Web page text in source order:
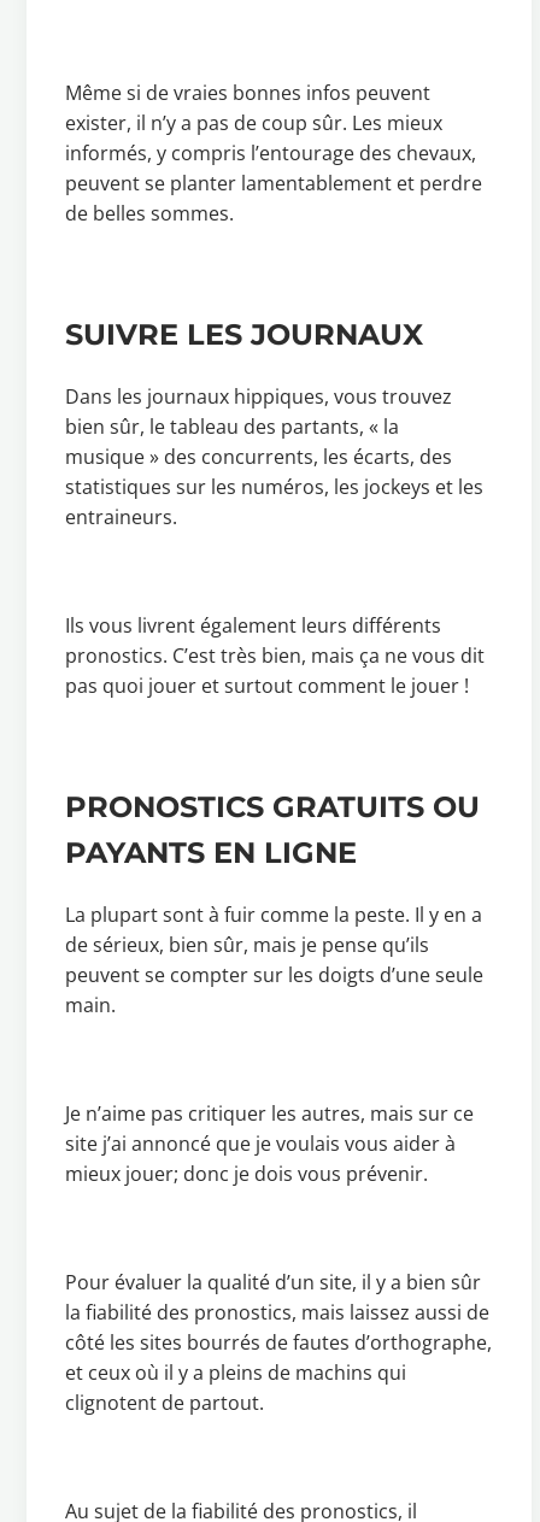
Même si de vraies bonnes infos peuvent
exister, il n’y a pas de coup sûr. Les mieux
informés, y compris l’entourage des chevaux,
peuvent se planter lamentablement et perdre
de belles sommes.
SUIVRE LES JOURNAUX
Dans les journaux hippiques, vous trouvez
bien sûr, le tableau des partants, « la
musique » des concurrents, les écarts, des
statistiques sur les numéros, les jockeys et les
entraineurs.
Ils vous livrent également leurs différents
pronostics. C’est très bien, mais ça ne vous dit
pas quoi jouer et surtout comment le jouer !
PRONOSTICS GRATUITS OU
PAYANTS EN LIGNE
La plupart sont à fuir comme la peste. Il y en a
de sérieux, bien sûr, mais je pense qu’ils
peuvent se compter sur les doigts d’une seule
main.
Je n’aime pas critiquer les autres, mais sur ce
site j’ai annoncé que je voulais vous aider à
mieux jouer; donc je dois vous prévenir.
Pour évaluer la qualité d’un site, il y a bien sûr
la fiabilité des pronostics, mais laissez aussi de
côté les sites bourrés de fautes d’orthographe,
et ceux où il y a pleins de machins qui
clignotent de partout.
Au sujet de la fiabilité des pronostics, il